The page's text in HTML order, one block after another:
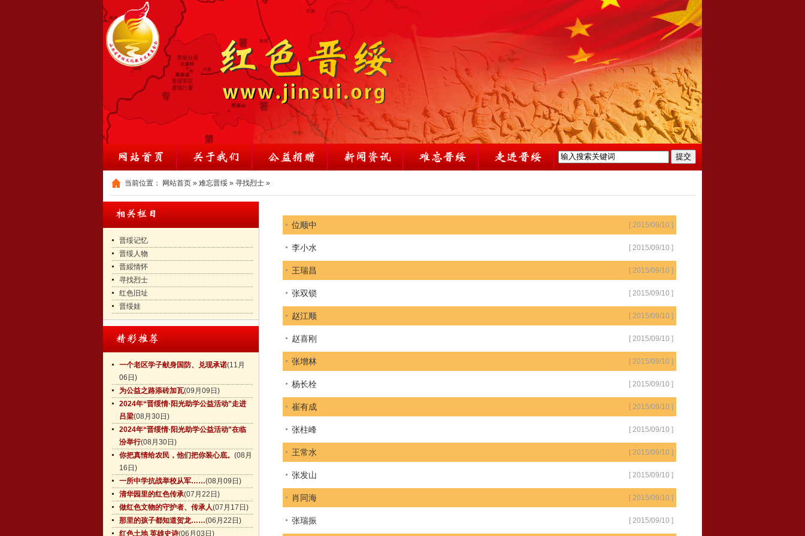
当前位置： 网站首页 » 难忘晋绥 » 寻找烈士 »
晋绥记忆
晋绥人物
晋綏情怀
寻找烈士
红色旧址
晋绥娃
一个老区学子献身国防、兑现承诺(11月
06日)
为公益之路添砖加瓦(09月09日)
2024年“晋绥情·阳光助学公益活动”走进
吕梁(08月30日)
2024年“晋绥情·阳光助学公益活动”在临
汾举行(08月30日)
你把真情给农民，他们把你装心底。 (08月
16日)
一所中学抗战举校从军……(08月09日)
清华园里的红色传承(07月22日)
做红色文物的守护者、传承人(07月17日)
那里的孩子都知道贺龙……(06月22日)
红色土地 英雄史诗(06月03日)
[ 2015/09/10 ]
位顺中
[ 2015/09/10 ]
李小水
[ 2015/09/10 ]
王瑞昌
[ 2015/09/10 ]
张双锁
[ 2015/09/10 ]
赵江顺
[ 2015/09/10 ]
赵喜刚
[ 2015/09/10 ]
张增林
[ 2015/09/10 ]
杨长栓
[ 2015/09/10 ]
崔有成
[ 2015/09/10 ]
张柱峰
[ 2015/09/10 ]
王常水
[ 2015/09/10 ]
张发山
[ 2015/09/10 ]
肖同海
[ 2015/09/10 ]
张瑞振